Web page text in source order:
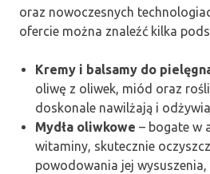
oraz nowoczesnych
ofercie można znaleźć kilka
Kremy i balsamy do
oliwę z oliwek, miód oraz
doskonale nawilżają i
Mydła oliwkowe – bogate w
witaminy, skutecznie
powodowania jej wysuszenia,